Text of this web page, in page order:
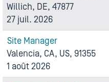
Willich, DE, 47877
27 juil. 2026
Site Manager
Valencia, CA, US, 91355
1 août 2026